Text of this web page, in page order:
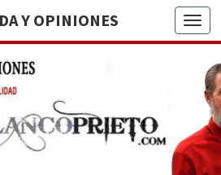
Y OPINIONES
DE
BREVE
RECORRIDO
VITAL Y